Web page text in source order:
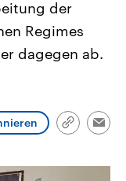
und
die Vereinigten
mächtigsten Ländern
großem Einfluss auf
der
Regimes
dagegen ab.
Link